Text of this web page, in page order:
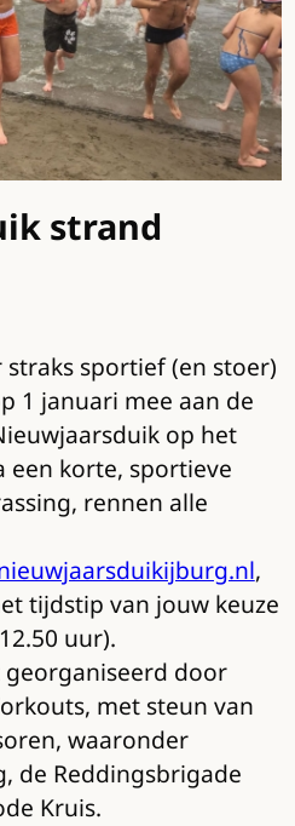
strand
sportief (en stoer)
1 januari mee aan de
op het
een korte, sportieve
rennen alle
,
tijdstip van jouw keuze
uur).
door
met steun van
waaronder
de Reddingsbrigade
Kruis.